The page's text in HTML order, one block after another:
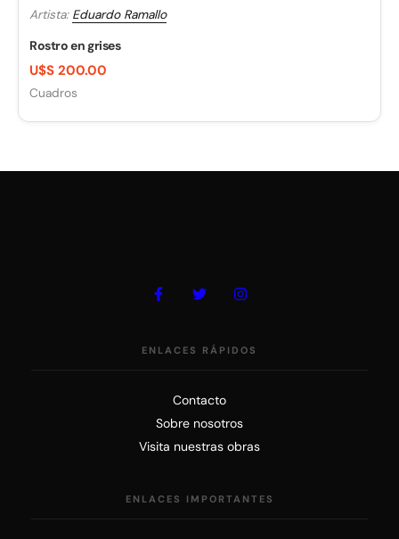
Artista: Eduardo Ramallo
Rostro en grises
U$S 200.00
Cuadros
ENLACES RÁPIDOS
Contacto
Sobre nosotros
Visita nuestras obras
ENLACES IMPORTANTES